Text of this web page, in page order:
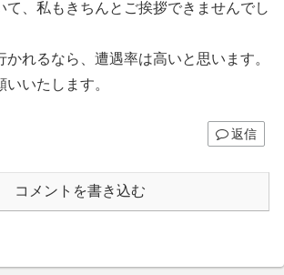
て、私もきちんとご挨拶できませんでし
かれるなら、遭遇率は高いと思います。
いたします。
返信
コメントを書き込む